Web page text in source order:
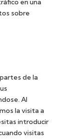
en una
sobre
de la
Al
la visita a
introducir
visitas